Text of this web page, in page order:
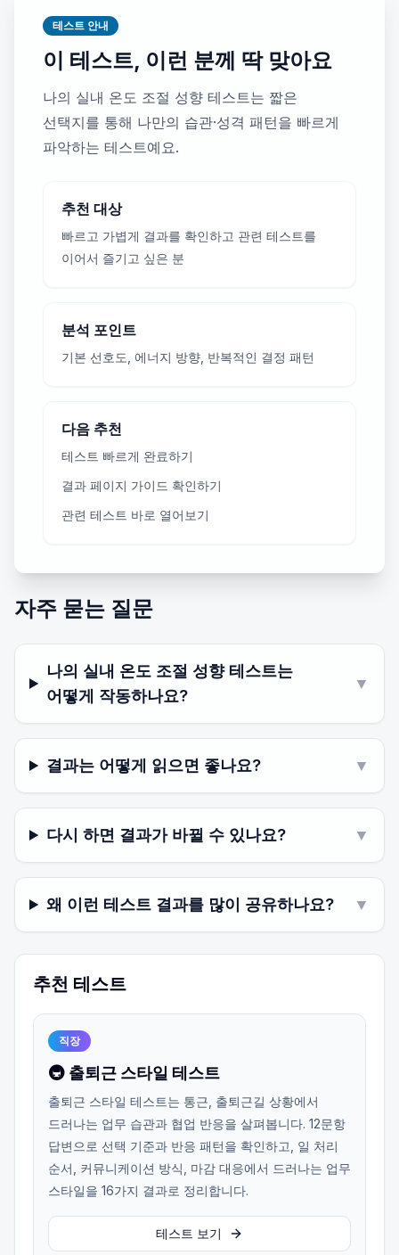
테스트 안내
이 테스트, 이런 분께 딱 맞아요
나의 실내 온도 조절 성향 테스트는 짧은
선택지를 통해 나만의 습관·성격 패턴을 빠르게
파악하는 테스트예요.
추천 대상
빠르고 가볍게 결과를 확인하고 관련 테스트를
이어서 즐기고 싶은 분
분석 포인트
기본 선호도, 에너지 방향, 반복적인 결정 패턴
다음 추천
테스트 빠르게 완료하기
결과 페이지 가이드 확인하기
관련 테스트 바로 열어보기
자주 묻는 질문
나의 실내 온도 조절 성향 테스트는
어떻게 작동하나요?
▼
결과는 어떻게 읽으면 좋나요? ▼
다시 하면 결과가 바뀔 수 있나요? ▼
왜 이런 테스트 결과를 많이 공유하나요? ▼
추천 테스트
직장
🚇 출퇴근 스타일 테스트
출퇴근 스타일 테스트는 통근, 출퇴근길 상황에서
드러나는 업무 습관과 협업 반응을 살펴봅니다. 12문항
답변으로 선택 기준과 반응 패턴을 확인하고, 일 처리
순서, 커뮤니케이션 방식, 마감 대응에서 드러나는 업무
스타일을 16가지 결과로 정리합니다.
테스트 보기